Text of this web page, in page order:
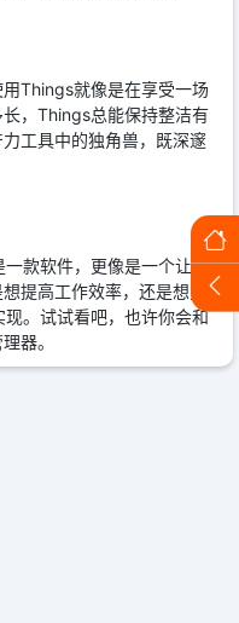
Things就像是在享受一场
，Things总能保持整洁有
工具中的独角兽，既深邃
款软件，更像是一个让你
提高工作效率，还是想更
。试试看吧，也许你会和
器。